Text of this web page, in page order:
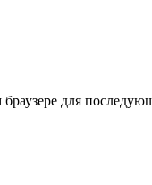
для